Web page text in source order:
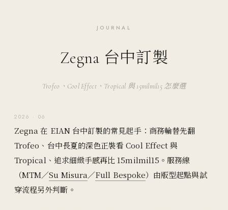
JOURNAL
Zegna 台中訂製
Trofeo、Cool Effect、Tropical 與 15milmil15 怎麼選
2026 · 06
Zegna 在 EIAN 台中訂製的常見起手：商務輪替先翻
Trofeo、台中長夏的深色正裝看 Cool Effect 與
Tropical、追求細緻手感再比 15milmil15。服務線
（MTM／Su Misura／Full Bespoke）由版型起點與試
穿流程另外判斷。